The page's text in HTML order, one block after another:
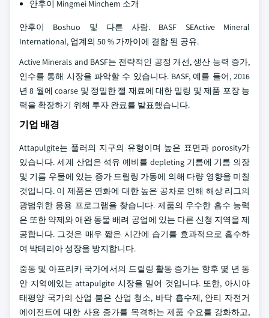
안후이 Mingmei Minchem 소개
안후이 Boshuo 및 다른 사람. BASF SEActive Mineral
International, 업계의 50 % 가까이에 결합 된 공유.
Active Minerals and BASF는 전략적인 공정 개선, 생산 능력 증가,
인수를 통해 시장을 파악할 수 있습니다. BASF, 예를 들어, 2016
년 8 월에 coarse 및 정밀한 젤 재료에 대한 밀링 및 제품 포장 능
력을 확장하기 위해 투자 완료를 발표했습니다.
기업 배경
Attapulgite는 풀러의 지구의 유형이며 높은 표면과 porosity가
있습니다. 세계 산업은 석유 예비를 depleting 기름에 기름 의장
및 기름 우물에 있는 증가 드릴링 가동에 의해 다량 영향을 미칠
것입니다. 이 제품은 연화에 대한 높은 공차로 인해 해상 리그의
광범위한 응용 프로그램을 찾습니다. 제품의 우수한 흡수 능력
은 또한 약제와 애완 동물 배려 공업에 있는 다른 신청 지역을 제
공합니다. 그것은 매우 짧은 시간에 습기를 효과적으로 흡수하
여 박테리아 성장을 방지합니다.
중동 및 아프리카 국가에서의 드릴링 활동 증가는 향후 몇 년 동
안 지역에있는 attapulgite 시장을 밀어 것입니다. 또한, 아시아
태평양 국가의 산업 붐은 산업 청소, 바닥 흡수제, 안티 자전거
에이전트에 대한 사용 증가를 목격하는 제품 수요를 강화하고,